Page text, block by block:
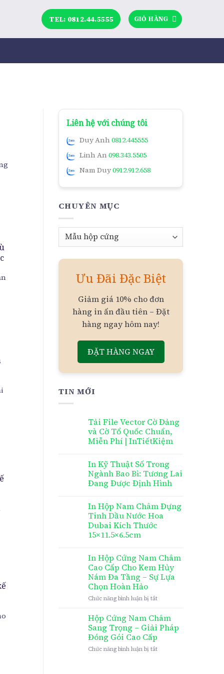
TEL: 0812.44.5555 GIỎ HÀNG
Liên hệ với chúng tôi
Duy Anh 0812.445555
Linh An 098.343.5505
Nam Duy0912.912.658
CHUYÊN MỤC
Chuyên
Ưu Đãi Đặc Biệt
Giảm giá 10% cho đơn
hàng in ấn đầu tiên – Đặt
hàng ngay hôm nay!
ĐẶT HÀNG NGAY
TIN MỚI
Tải File Vector Cờ Đảng
và Cờ Tổ Quốc Chuẩn,
Miễn Phí | InTiếtKiệm
In Kỹ Thuật Số Trong
Ngành Bao Bì: Tương Lai
Đang Được Định Hình
In Hộp Nam Châm Đựng
Tinh Dầu Nước Hoa
Dubai Kích Thước
15×11.5×6.5cm
In Hộp Cứng Nam Châm
Cao Cấp Cho Kem Hủy
Nám Đa Tầng – Sự Lựa
Chọn Hoàn Hảo
Chức năng bình luận bị tắtở
Hộp
Cứng
Nam
Cao
Hộp Cứng Nam Châm
Sang Trọng – Giải Pháp
Đóng Gói Cao Cấp
Chức năng bình luận bị tắtở